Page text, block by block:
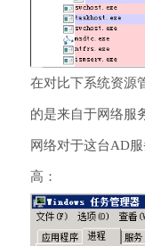
在对比下系统资源
的是来自于网络服
网络对于这台AD
高：